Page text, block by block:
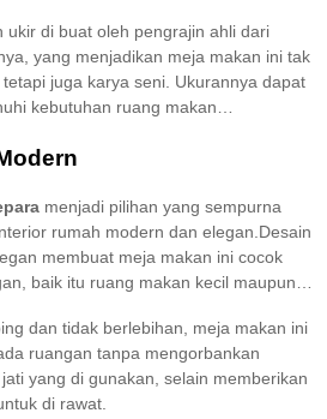
ukir di buat oleh pengrajin ahli dari
yang menjadikan meja makan ini tak
juga karya seni. Ukurannya dapat
kebutuhan ruang makan
rumah Anda. Cocok untuk
menjadi pilihan yang sempurna
rumah modern dan elegan.Desain
membuat meja makan ini cocok
baik itu ruang makan kecil maupun
yang bersih dan modern,
yang menggunakan
dari pengrajin Jepara.
dan tidak berlebihan, meja makan ini
ruangan tanpa mengorbankan
yang di gunakan, selain memberikan
di rawat.